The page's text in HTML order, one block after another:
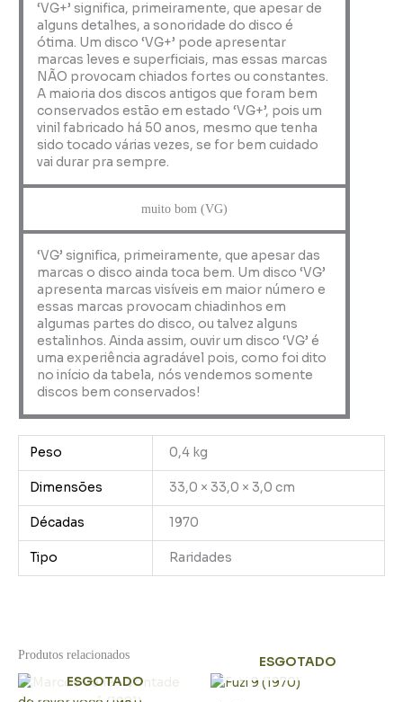
‘VG+’ significa, primeiramente, que apesar de
alguns detalhes, a sonoridade do disco é
ótima. Um disco ‘VG+’ pode apresentar
marcas leves e superficiais, mas essas marcas
NÃO provocam chiados fortes ou constantes.
A maioria dos discos antigos que foram bem
conservados estão em estado ‘VG+’, pois um
vinil fabricado há 50 anos, mesmo que tenha
sido tocado várias vezes, se for bem cuidado
vai durar pra sempre.
muito bom (VG)
‘VG’ significa, primeiramente, que apesar das
marcas o disco ainda toca bem. Um disco ‘VG’
apresenta marcas visíveis em maior número e
essas marcas provocam chiadinhos em
algumas partes do disco, ou talvez alguns
estalinhos. Ainda assim, ouvir um disco ‘VG’ é
uma experiência agradável pois, como foi dito
no início da tabela, nós vendemos somente
discos bem conservados!
Peso 0,4 kg
Dimensões 33,0 × 33,0 × 3,0 cm
Décadas 1970
Tipo Raridades
Produtos relacionados
ESGOTADO
ESGOTADO